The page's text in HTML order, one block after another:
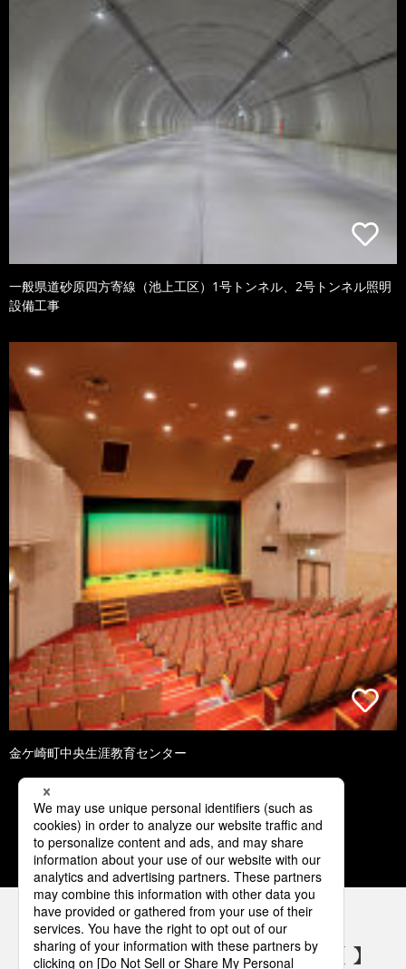
一般県道砂原四方寄線（池上工区）1号トンネル、2号トンネル照明
設備工事
金ケ崎町中央生涯教育センター
1 2 3 4 5
パナソニックの電気設備 SNSアカウント